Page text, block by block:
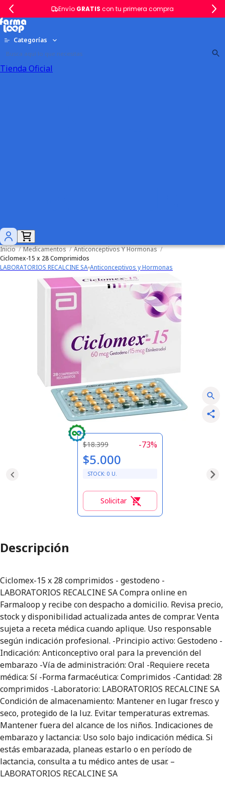
Envío GRATIS con tu primera compra
Categorías
Tienda Oficial
Inicio / Medicamentos / Anticonceptivos Y Hormonas /
Ciclomex-15 x 28 Comprimidos
LABORATORIOS RECALCINE SA Anticonceptivos y Hormonas
$18.399 -73%
$5.000
STOCK: 0 U.
Solicitar
Descripción
Ciclomex-15 x 28 comprimidos - gestodeno -
LABORATORIOS RECALCINE SA Compra online en
Farmaloop y recibe con despacho a domicilio. Revisa precio,
stock y disponibilidad actualizada antes de comprar. Venta
sujeta a receta médica cuando aplique. Uso responsable
según indicación profesional. -Principio activo: Gestodeno -
Indicación: Anticonceptivo oral para la prevención del
embarazo -Vía de administración: Oral -Requiere receta
médica: Sí -Forma farmacéutica: Comprimidos -Cantidad: 28
comprimidos -Laboratorio: LABORATORIOS RECALCINE SA
Condición de almacenamiento: Mantener en lugar fresco y
seco, protegido de la luz. Evitar temperaturas extremas.
Mantener fuera del alcance de los niños. Indicaciones de
embarazo y lactancia: Uso solo bajo indicación médica. Si
estás embarazada, planeas estarlo o en período de
lactancia, consulta a tu médico antes de usar. –
LABORATORIOS RECALCINE SA